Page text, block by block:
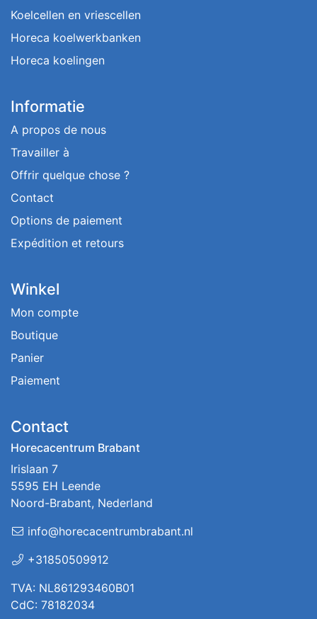
Koelcellen en vriescellen
Horeca koelwerkbanken
Horeca koelingen
Informatie
A propos de nous
Travailler à
Offrir quelque chose ?
Contact
Options de paiement
Expédition et retours
Winkel
Mon compte
Boutique
Panier
Paiement
Contact
Horecacentrum Brabant
Irislaan 7
5595 EH Leende
Noord-Brabant, Nederland
info@horecacentrumbrabant.nl
+31850509912
TVA: NL861293460B01
CdC: 78182034